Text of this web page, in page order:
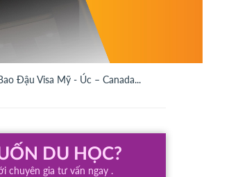
Đậu Visa Mỹ - Úc – Canada...
DU HỌC?
chuyên gia tư vấn ngay .